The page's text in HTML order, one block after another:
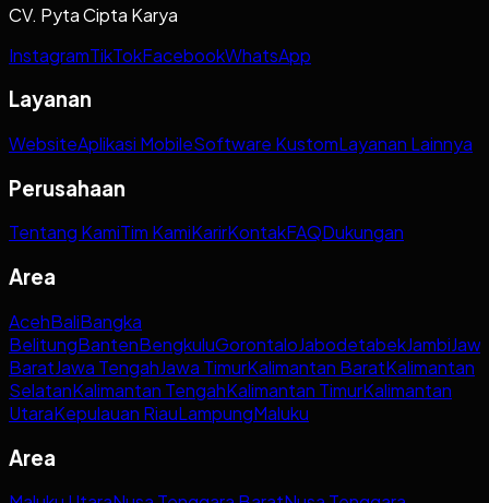
CV. Pyta Cipta Karya
InstagramTikTokFacebookWhatsApp
Layanan
WebsiteAplikasi MobileSoftware KustomLayanan Lainnya
Perusahaan
Tentang KamiTim KamiKarirKontakFAQDukungan
Area
AcehBaliBangka
BelitungBantenBengkuluGorontaloJabodetabekJambi
BaratJawa TengahJawa TimurKalimantan BaratKalimantan
SelatanKalimantan TengahKalimantan TimurKalimantan
UtaraKepulauan RiauLampungMaluku
Area